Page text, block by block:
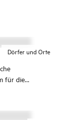
Dörfer und Orte
für die